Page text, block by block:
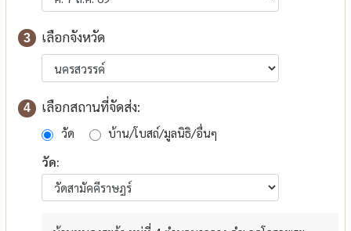
3 เลือกจังหวัด
4 เลือกสถานที่จัดส่ง:
วัด
บ้าน/โบสถ์/มูลนิธิ/อื่นๆ
วัด: